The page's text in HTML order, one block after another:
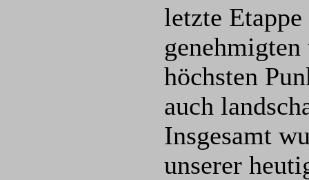
letzte
höchsten
auch
Insgesamt
unserer